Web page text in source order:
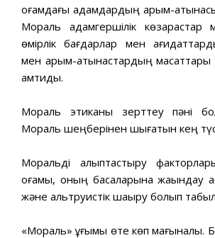
қоғамдағы адамдардың қарым-
Мораль адамгершілік көзқарастар
өмірлік бағдарлар мен
мен қарым-қатынастардың
қамтиды.
Мораль этиканы зерттеу пәні
Мораль шеңберінен шығатын кең
Моральді қалыптастыру
қоғамы, оның басқаларына жақындау
және альтруистік шақыру болып
«Мораль» ұғымы өте көп мағыналы.